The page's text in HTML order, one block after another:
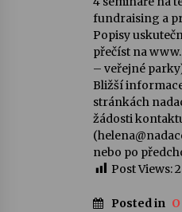
fundraising a
Popisy
přečíst na
– veřejné
Bližší
stránkách
žádosti
nebo po
Post Views:2
Posted in